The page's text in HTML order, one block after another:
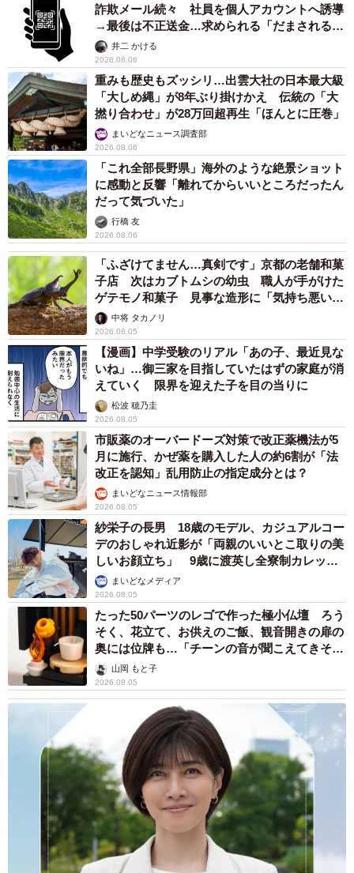
詐欺メール続々 社員を個人アカウントへ誘導
→最後は不正送金…求められる「だまされる前
提」の対策
井二 かける
2026.08.06
重みも歴史もズッシリ…出雲大社の日本最大級
「大しめ縄」が8年ぶり掛けかえ 伝統の「大
撚り合わせ」が28万回超再生「ほんとに圧巻」
まいどなニュース調査部
2026.08.06
「これ全部長野県」海外のような絶景ショット
に感動と反響「離れてからいいところだったん
だって気づいた」
行橋 友
2026.08.06
「ふざけてません…真剣です」京都の老舗和菓
子店 次はカブトムシの幼虫 職人が手がけた
ゲテモノ和菓子 見事な造形に「気持ち悪いく
らいリアル」
中将 タカノリ
2026.08.05
【漫画】中学受験のリアル「あの子、最近見な
いね」…御三家を目指していたはずの家庭が消
えていく 限界を迎えた子を目の当りに
松波 穂乃圭
2026.08.05
市販薬のオーバードーズ対策で改正薬機法が5
月に施行、かぜ薬を購入した人の約6割が「法
改正を認知」乱用防止の指定成分とは？
まいどなニュース情報部
2026.08.05
紗栄子の長男 18歳のモデル、カジュアルコー
デのおしゃれ近影が「両親のいいとこ取りの美
しいお顔立ち」 9歳に渡英し全寮制カレッジ
で学ぶまいどなメディア
2026.08.05
たった50パーツのレゴで作った極小仏壇 ろう
そく、花立て、お供えのご飯、観音開きの扉の
奥には位牌も…「チーンの音が聞こえてきそ
う」山岡 もと子
2026.08.05